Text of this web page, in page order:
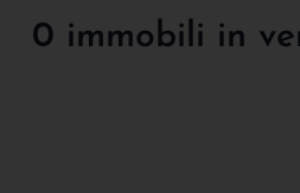
0 immobili in